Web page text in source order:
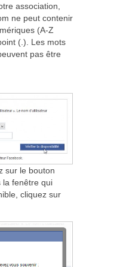
association,
ne peut contenir
(A-Z
(.). Les mots
pas être
sur le bouton
la fenêtre qui
cliquez sur